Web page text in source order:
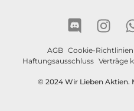
AGB Cookie-Richtlinien
Haftungsausschluss Verträge
© 2024 Wir Lieben Aktien.